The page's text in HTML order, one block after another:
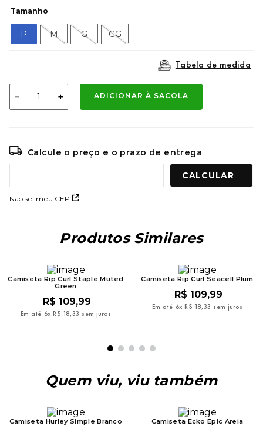
Tamanho
P M G GG
Tabela de medida
＋
－ ADICIONAR À SACOLA
Calcule o preço e o prazo de entrega
Não sei meu CEP
Produtos Similares
Camiseta Rip Curl Staple Muted
Green
R$ 109,99
Em até 6x R$ 18,33 sem juros
Camiseta Rip Curl Seacell Plum
R$ 109,99
Em até 6x R$ 18,33 sem juros
Quem viu, viu também
Camiseta Hurley Simple Branco Camiseta Ecko Epic Areia
8º vans
9º bermuda